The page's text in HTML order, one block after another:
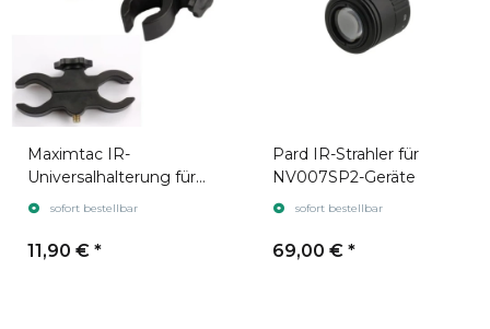
Maximtac IR-
Universalhalterung für
Lauf und Zielfernrohr
sofort bestellbar
11,90 € *
Pard IR-Strahler für
NV007SP2-Geräte
sofort bestellbar
69,00 € *